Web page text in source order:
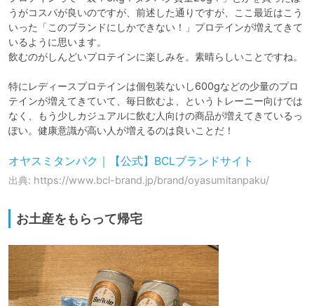
うがコスパが良いのですが、前述した通りですが、ここ最近はこう
いった「このブランドにしかできない！」プロテインが増えてきて
いるように思います。
飲むのがしんどいプロテインに楽しみを。素晴らしいことですね。
特にレディースプロテインは個包装ないし600gなどの少量のプロ
テインが増えてきていて、毎日飲むよ、というトレーニー向けでは
なく、もう少しカジュアルに飲む人向けの商品が増えてきているっ
ぽい。健康意識が高い人が増えるのは良いことだ！
オヤスミタンパク｜【公式】BCLブランドサイト
出典: https://www.bcl-brand.jp/brand/oyasumitanpaku/
お土産をもらって帰宅